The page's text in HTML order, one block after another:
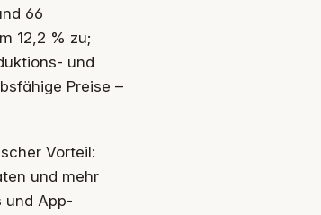
66
12,2 % zu;
und
Preise –
Vorteil:
und mehr
und App-